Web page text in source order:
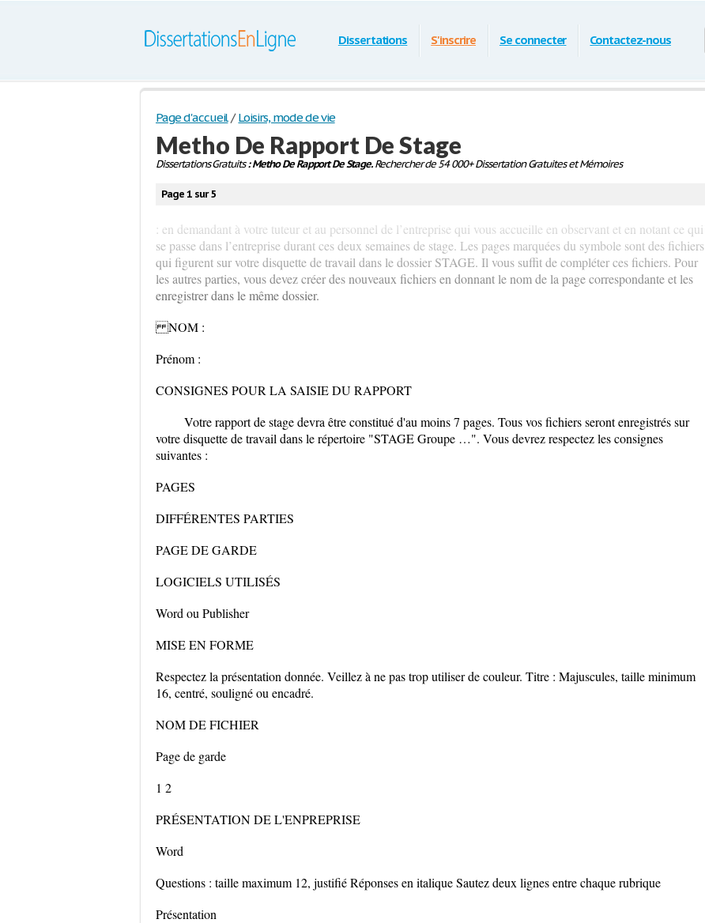
Dissertations S'inscrire Se connecter Contactez-nous
Page d'accueil / Loisirs, mode de vie
Metho De Rapport De Stage
Dissertations Gratuits: Metho De Rapport De Stage.Rechercher de 54 000+ Dissertation Gratuites et Mémoires
Page 1 sur 5
: en demandant à votre tuteur et au personnel de l’entreprise qui vous accueille en observant et en notant ce qui
se passe dans l’entreprise durant ces deux semaines de stage. Les pages marquées du symbole sont des fichiers
qui figurent sur votre disquette de travail dans le dossier STAGE. Il vous suffit de compléter ces fichiers. Pour
les autres parties, vous devez créer des nouveaux fichiers en donnant le nom de la page correspondante et les
enregistrer dans le même dossier.
NOM :
Prénom :
CONSIGNES POUR LA SAISIE DU RAPPORT
Votre rapport de stage devra être constitué d'au moins 7 pages. Tous vos fichiers seront enregistrés sur
votre disquette de travail dans le répertoire "STAGE Groupe …". Vous devrez respectez les consignes
suivantes :
PAGES
DIFFÉRENTES PARTIES
PAGE DE GARDE
LOGICIELS UTILISÉS
Word ou Publisher
MISE EN FORME
Respectez la présentation donnée. Veillez à ne pas trop utiliser de couleur. Titre : Majuscules, taille minimum
16, centré, souligné ou encadré.
NOM DE FICHIER
Page de garde
1 2
PRÉSENTATION DE L'ENPREPRISE
Word
Questions : taille maximum 12, justifié Réponses en italique Sautez deux lignes entre chaque rubrique
Présentation